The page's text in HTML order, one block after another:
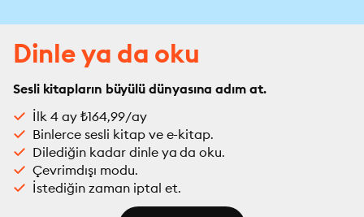
Dinle ya da oku
Sesli kitapların büyülü dünyasına adım at.
İlk 4 ay ₺164,99/ay
Binlerce sesli kitap ve e-kitap.
Dilediğin kadar dinle ya da oku.
Çevrimdışı modu.
İstediğin zaman iptal et.